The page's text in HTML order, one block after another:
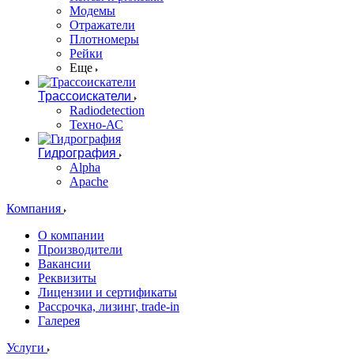
Модемы
Отражатели
Плотномеры
Рейки
Еще
Трассоискатели
Radiodetection
Техно-АС
Гидрография
Alpha
Apache
Компания
О компании
Производители
Вакансии
Реквизиты
Лицензии и сертификаты
Рассрочка, лизинг, trade-in
Галерея
Услуги